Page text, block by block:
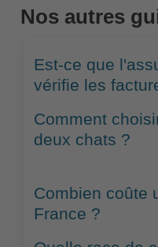
Nos autres
Est-ce que
vérifie les
Comment
deux chats ?
Combien coûte
France ?